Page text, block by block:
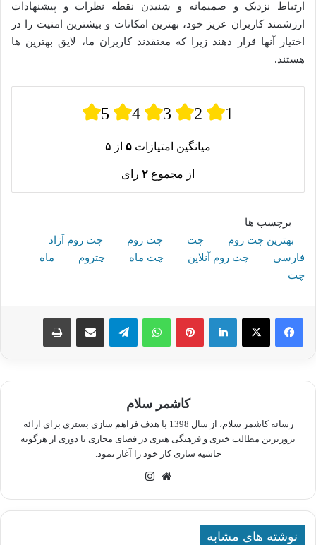
ارتباط نزدیک و صمیمانه و شنیدن نقطه نظرات و پیشنهادات
ارزشمند کاربران عزیز خود، بهترین امکانات و بیشترین امنیت را در
اختیار آنها قرار دهند زیرا که معتقدند کاربران ما، لایق بهترین ها
هستند.
5 4 3 2 1
میانگین امتیازات ۵ از ۵
از مجموع ۲ رای
برچسب ها
بهترین چت روم
چت چت روم
چت روم آزاد
فارسی
چت روم آنلاین چت ماه چتروم
ماه
چت
لینکدین پینترستواتس آپ تلگرام اشتراک گذاری از طریق ایمیل چاپ
کاشمر سلام
رسانه کاشمر سلام، از سال 1398 با هدف فراهم سازی بستری برای ارائه
بروزترین مطالب خبری و فرهنگی هنری در فضای مجازی با دوری از هرگونه
حاشیه سازی کار خود را آغاز نمود.
وبسایت
نوشته های مشابه